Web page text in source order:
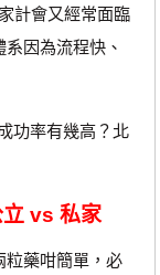
計會又經常面臨
因為流程快、
功率有幾高？北
vs 私家
藥咁簡單，必